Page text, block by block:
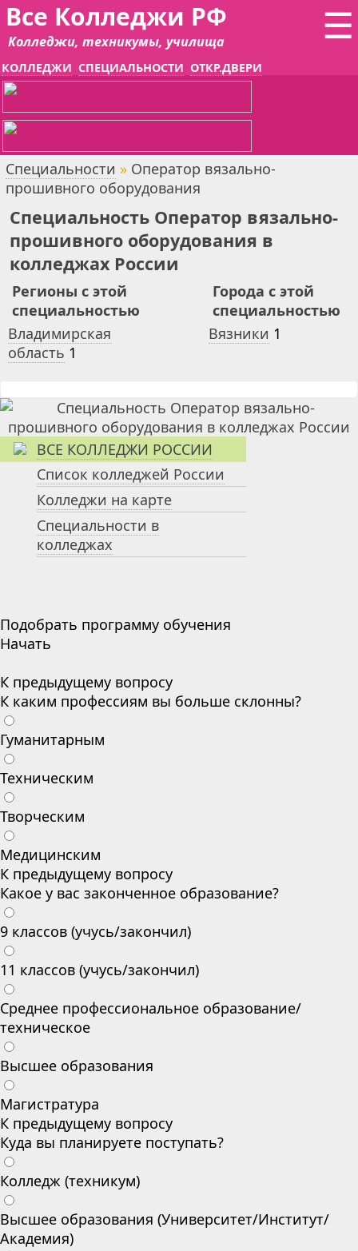
☰
Все Колледжи РФ
Колледжи, техникумы, училища
КОЛЛЕДЖИ СПЕЦИАЛЬНОСТИ ОТКР.ДВЕРИ
Специальности » Оператор вязально-
прошивного оборудования
Специальность Оператор вязально-
прошивного оборудования в
колледжах России
Регионы с этой
специальностью
Владимирская
область 1
Города с этой
специальностью
Вязники 1
ВСЕ КОЛЛЕДЖИ РОССИИ
Список колледжей России
Колледжи на карте
Специальности в
колледжах
Подобрать программу обучения
Начать
К предыдущему вопросу
К каким профессиям вы больше склонны?
Гуманитарным
Техническим
Творческим
Медицинским
К предыдущему вопросу
Какое у вас законченное образование?
9 классов (учусь/закончил)
11 классов (учусь/закончил)
Среднее профессиональное образование/
техническое
Высшее образования
Магистратура
К предыдущему вопросу
Куда вы планируете поступать?
Колледж (техникум)
Высшее образования (Университет/Институт/
Академия)